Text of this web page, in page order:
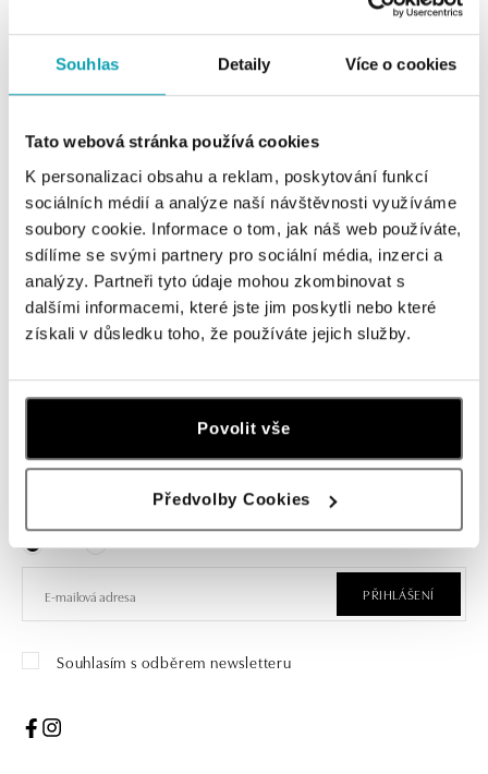
Souhlas Detaily Více o cookies
Tato webová stránka používá cookies
K personalizaci obsahu a reklam, poskytování funkcí
sociálních médií a analýze naší návštěvnosti využíváme
soubory cookie. Informace o tom, jak náš web používáte,
sdílíme se svými partnery pro sociální média, inzerci a
analýzy. Partneři tyto údaje mohou zkombinovat s
dalšími informacemi, které jste jim poskytli nebo které
získali v důsledku toho, že používáte jejich služby.
Povolit vše
Předvolby Cookies
Prsten se safírem a diamanty
Sapphire Princess
od 21 960 Kč
Přihlaste se k odběru newsletteru
Objevte nejnovější kolekce, novinky a exkluzivní produkty.
Žena
Muž
PŘIHLÁŠENÍ
Souhlasím s odběrem newsletteru